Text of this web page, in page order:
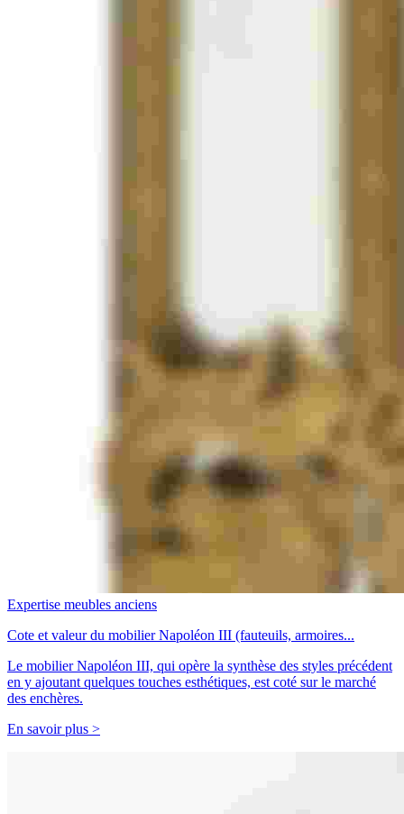
Expertise meubles anciens
Cote et valeur du mobilier Napoléon III (fauteuils, armoires...
Le mobilier Napoléon III, qui opère la synthèse des styles précédent
en y ajoutant quelques touches esthétiques, est coté sur le marché
des enchères.
En savoir plus >